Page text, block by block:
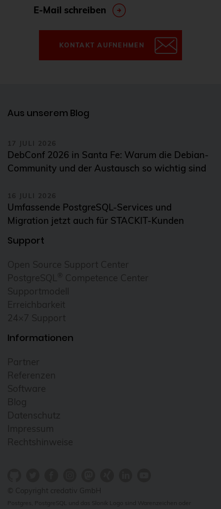
E-Mail schreiben
KONTAKT AUFNEHMEN
Aus unserem Blog
17 JULI 2026
DebConf 2026 in Santa Fe: Warum die Debian-
Community und der Austausch so wichtig sind
16 JULI 2026
Umfassende PostgreSQL-Services und
Migration jetzt auch für STACKIT-Kunden
Support
Open Source Support Center
PostgreSQL ® Competence Center
Supportmodell
Erreichbarkeit
24×7 Support
Informationen
Partner
Referenzen
Software
Blog
Datenschutz
Impressum
Rechtshinweise
© Copyright credativ GmbH
Postgres, PostgreSQL und das Slonik Logo sind Warenzeichen oder